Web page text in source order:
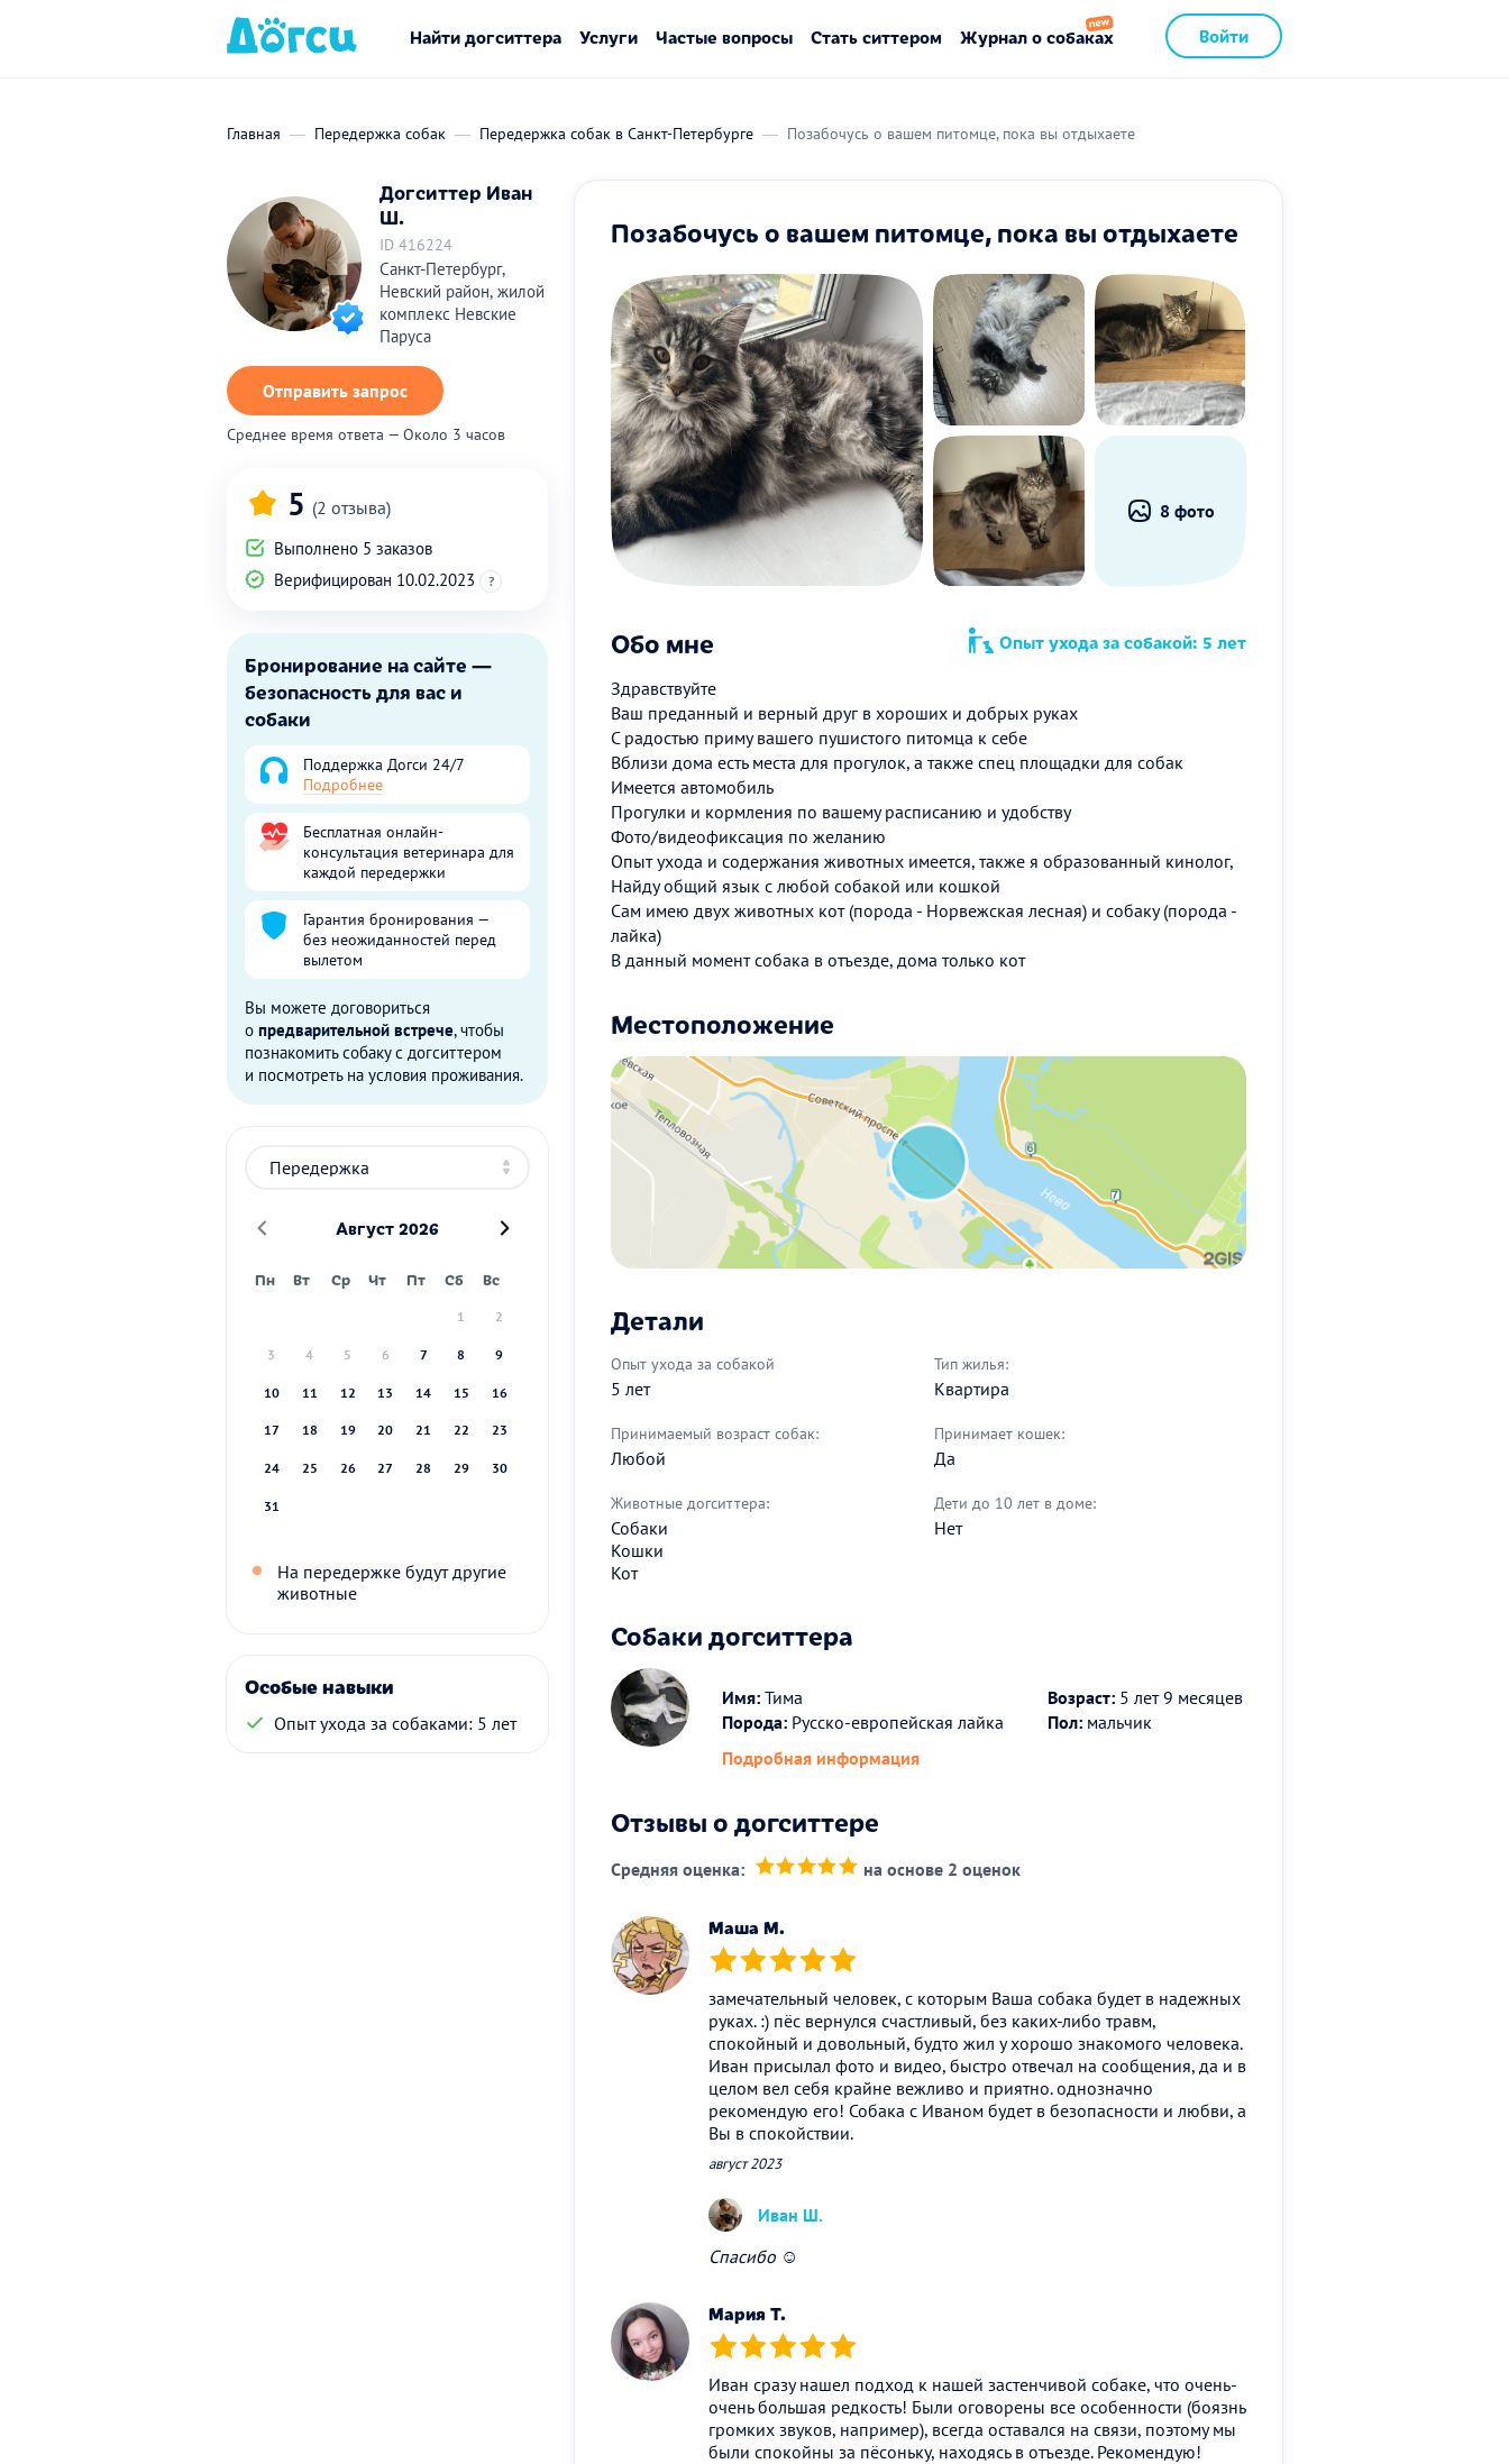
Войти
Найти догситтера Услуги Частые вопросы Стать ситтером Журнал о собаках
Главная Передержка собак Передержка собак в Санкт-Петербурге Позабочусь о вашем питомце, пока вы отдыхаете
Догситтер Иван
Ш.
ID 416224
Санкт-Петербург,
Невский район, жилой
комплекс Невские
Паруса
Отправить запрос
Среднее время ответа — Около 3 часов
5 (2 отзыва)
Выполнено 5 заказов
Верифицирован 10.02.2023
?
Бронирование на сайте —
безопасность для вас и
собаки
Поддержка Догси 24/7
Подробнее
Бесплатная онлайн-
консультация ветеринара для
каждой передержки
Гарантия бронирования —
без неожиданностей перед
вылетом
Вы можете договориться
о предварительной встрече, чтобы
познакомить собаку с догситтером
и посмотреть на условия проживания.
Август 2026
Пн Вт Ср Чт Пт Сб Вс
1 2
3 4 5 6 7 8 9
10 11 12 13 14 15 16
17 18 19 20 21 22 23
24 25 26 27 28 29 30
31
На передержке будут другие
животные
Особые навыки
Опыт ухода за собаками: 5 лет
Позабочусь о вашем питомце, пока вы отдыхаете
8 фото
Обо мне Опыт ухода за собакой: 5 лет
Здравствуйте
Ваш преданный и верный друг в хороших и добрых руках
С радостью приму вашего пушистого питомца к себе
Вблизи дома есть места для прогулок, а также спец площадки для собак
Имеется автомобиль
Прогулки и кормления по вашему расписанию и удобству
Фото/видеофиксация по желанию
Опыт ухода и содержания животных имеется, также я образованный кинолог,
Найду общий язык с любой собакой или кошкой
Сам имею двух животных кот (порода - Норвежская лесная) и собаку (порода -
лайка)
В данный момент собака в отъезде, дома только кот
Местоположение
Детали
Опыт ухода за собакой
5 лет
Тип жилья:
Квартира
Принимаемый возраст собак:
Любой
Принимает кошек:
Да
Животные догситтера:
Собаки
Кошки
Кот
Дети до 10 лет в доме:
Нет
Собаки догситтера
Имя: Тима
Порода: Русско-европейская лайка
Возраст: 5 лет 9 месяцев
Пол: мальчик
Подробная информация
Отзывы о догситтере
Средняя оценка: на основе 2 оценок
Маша М.
(*) (*) (*) (*) (*)
замечательный человек, с которым Ваша собака будет в надежных
руках. :) пёс вернулся счастливый, без каких-либо травм,
спокойный и довольный, будто жил у хорошо знакомого человека.
Иван присылал фото и видео, быстро отвечал на сообщения, да и в
целом вел себя крайне вежливо и приятно. однозначно
рекомендую его! Собака с Иваном будет в безопасности и любви, а
Вы в спокойствии.
август 2023
Иван Ш.
Спасибо ☺️
Мария Т.
(*) (*) (*) (*) (*)
Иван сразу нашел подход к нашей застенчивой собаке, что очень-
очень большая редкость! Были оговорены все особенности (боязнь
громких звуков, например), всегда оставался на связи, поэтому мы
были спокойны за пёсоньку, находясь в отъезде. Рекомендую!